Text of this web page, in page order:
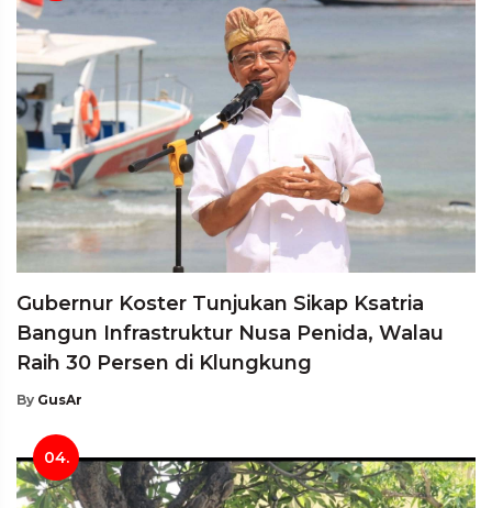
Gubernur Koster Tunjukan Sikap Ksatria
Bangun Infrastruktur Nusa Penida, Walau
Raih 30 Persen di Klungkung
By GusAr
04.